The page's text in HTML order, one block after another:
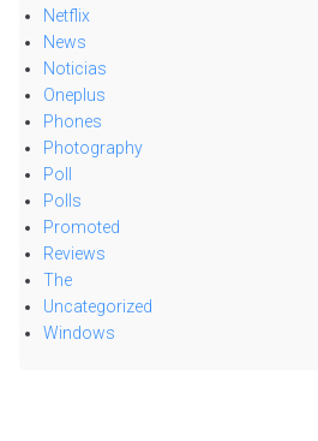
Netflix
News
Noticias
Oneplus
Phones
Photography
Poll
Polls
Promoted
Reviews
The
Uncategorized
Windows